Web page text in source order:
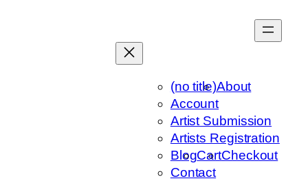
(no title)About
Account
Artist Submission
Artists Registration
BlogCartCheckout
Contact